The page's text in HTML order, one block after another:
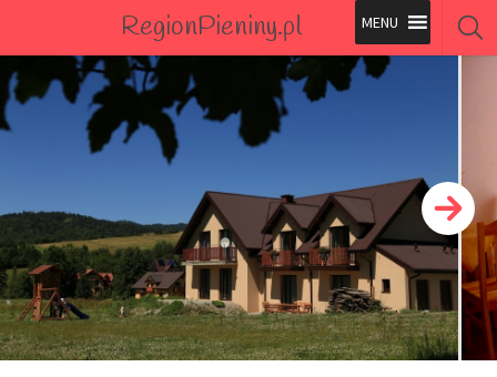
RegionPieniny.pl
Polecane Przez Nas
Wszystkie Obiekty